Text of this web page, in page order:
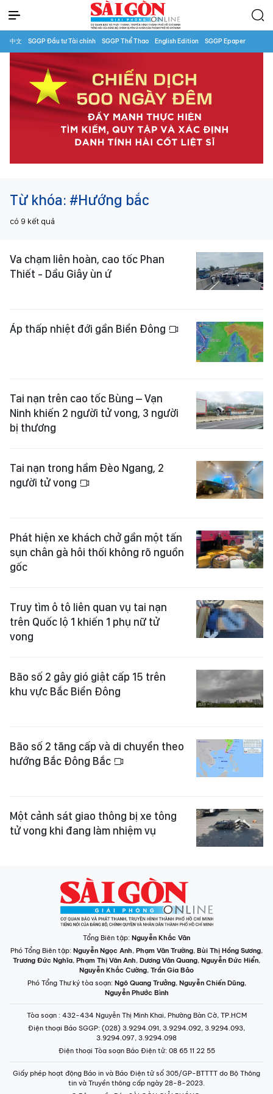
中文 SGGP Đầu tư Tài chính SGGP Thể Thao English Edition SGGP Epaper
Từ khóa: #Hướng bắc
có 9 kết quả
Va chạm liên hoàn, cao tốc Phan
Thiết - Dầu Giây ùn ứ
Áp thấp nhiệt đới gần Biển Đông
Tai nạn trên cao tốc Bùng – Vạn
Ninh khiến 2 người tử vong, 3 người
bị thương
Tai nạn trong hầm Đèo Ngang, 2
người tử vong
Phát hiện xe khách chở gần một tấn
sụn chân gà hôi thối không rõ nguồn
gốc
Truy tìm ô tô liên quan vụ tai nạn
trên Quốc lộ 1 khiến 1 phụ nữ tử
vong
Bão số 2 gây gió giật cấp 15 trên
khu vực Bắc Biển Đông
Bão số 2 tăng cấp và di chuyển theo
hướng Bắc Đông Bắc
Một cảnh sát giao thông bị xe tông
tử vong khi đang làm nhiệm vụ
Tổng Biên tập: Nguyễn Khắc Văn
Phó Tổng Biên tập: Nguyễn Ngọc Anh, Phạm Văn Trường, Bùi Thị Hồng Sương,
Trương Đức Nghĩa, Phạm Thị Vân Anh, Dương Văn Quang, Nguyễn Đức Hiển,
Nguyễn Khắc Cường, Trần Gia Bảo
Phó Tổng Thư ký tòa soạn: Ngô Quang Trưởng, Nguyễn Chiến Dũng,
Nguyễn Phước Bình
Tòa soạn : 432-434 Nguyễn Thị Minh Khai, Phường Bàn Cờ, TP.HCM
Điện thoại Báo SGGP: (028) 3.9294.091, 3.9294.092, 3.9294.093,
3.9294.097, 3.9294.098
Điện thoại Tòa soạn Báo Điện tử: 08 65 11 22 55
Giấy phép hoạt động Báo in và Báo Điện tử số 305/GP-BTTTT do Bộ Thông
tin và Truyền thông cấp ngày 28-8-2023.